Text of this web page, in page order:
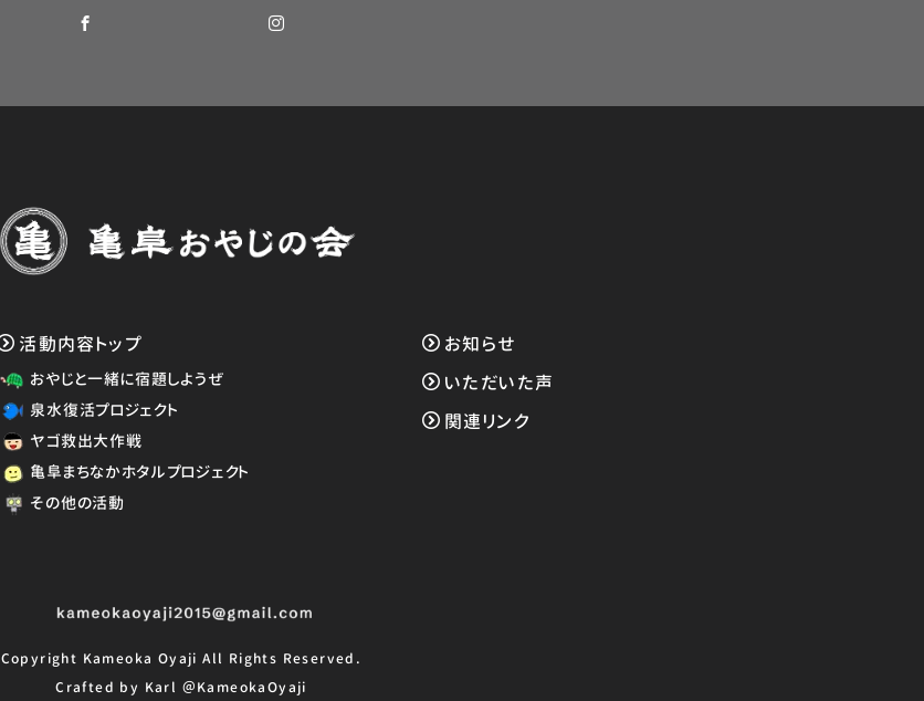
活動内容トップ
おやじと一緒に宿題しようぜ
泉水復活プロジェクト
ヤゴ救出大作戦
亀阜まちなかホタルプロジェクト
その他の活動
お知らせ
いただいた声
関連リンク
Copyright Kameoka Oyaji All Rights Reserved.
Crafted by Karl ＠KameokaOyaji